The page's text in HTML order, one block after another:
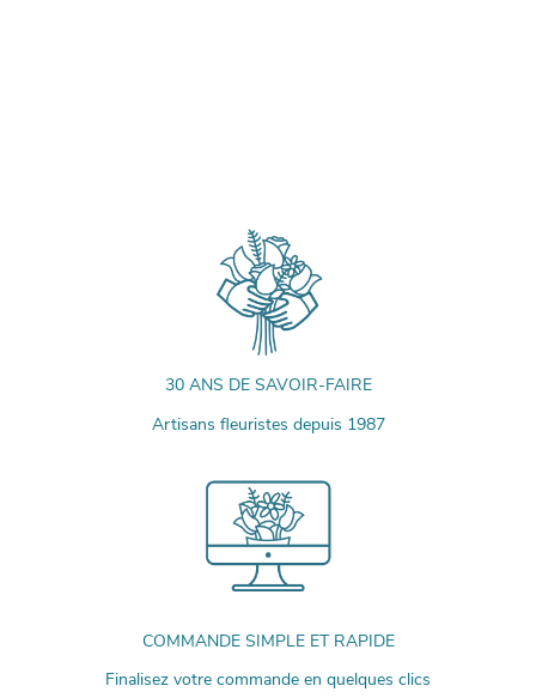
30 ANS DE SAVOIR-FAIRE
Artisans fleuristes depuis 1987
COMMANDE SIMPLE ET RAPIDE
Finalisez votre commande en quelques clics